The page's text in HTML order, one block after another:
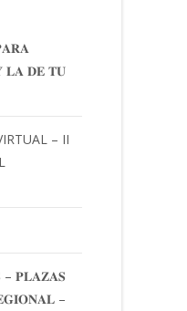
𝐋𝐀 𝐃𝐄 𝐓𝐔
– II
𝐏𝐋𝐀𝐙𝐀𝐒
–